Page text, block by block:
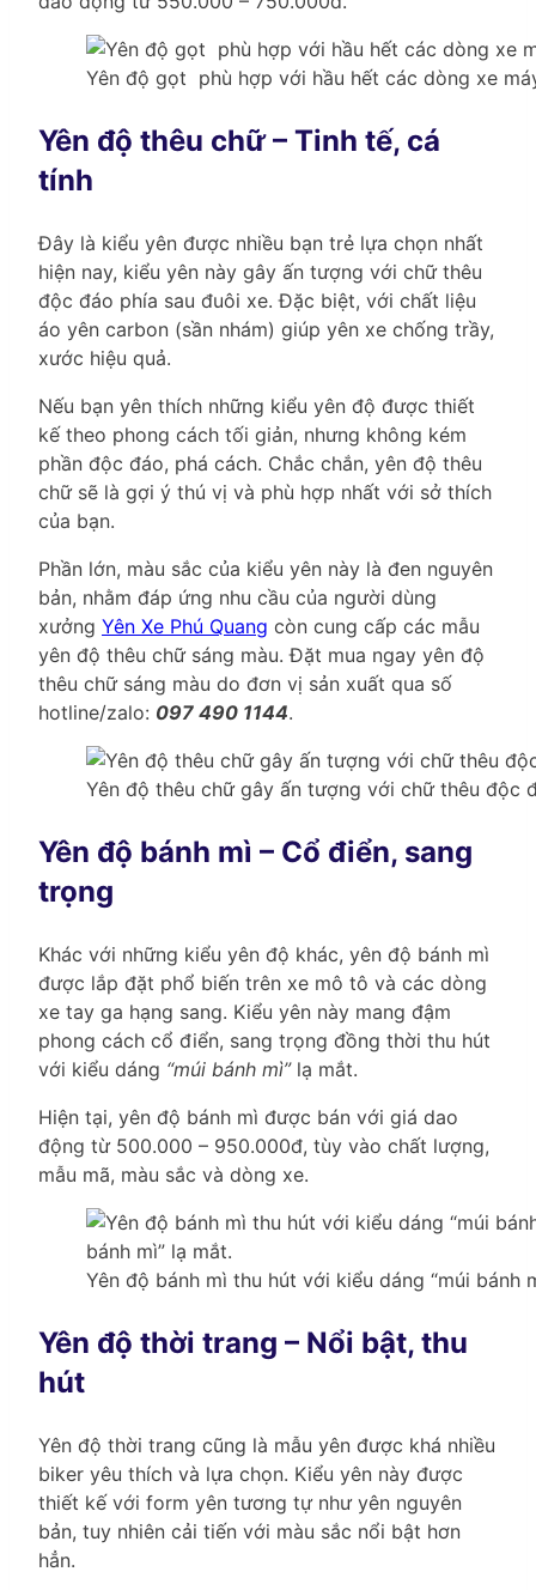
Yên độ gọt phù hợp với hầu hết các dòng xe
Yên độ thêu chữ – Tinh tế, cá
tính
Đây là kiểu yên được nhiều bạn trẻ lựa chọn nhất
hiện nay, kiểu yên này gây ấn tượng với chữ thêu
độc đáo phía sau đuôi xe. Đặc biệt, với chất liệu
áo yên carbon (sần nhám) giúp yên xe chống trầy,
xước hiệu quả.
Nếu bạn yên thích những kiểu yên độ được thiết
kế theo phong cách tối giản, nhưng không kém
phần độc đáo, phá cách. Chắc chắn, yên độ thêu
chữ sẽ là gợi ý thú vị và phù hợp nhất với sở thích
của bạn.
Phần lớn, màu sắc của kiểu yên này là đen nguyên
bản, nhằm đáp ứng nhu cầu của người dùng
xưởng Yên Xe Phú Quang còn cung cấp các mẫu
yên độ thêu chữ sáng màu. Đặt mua ngay yên độ
thêu chữ sáng màu do đơn vị sản xuất qua số
hotline/zalo: 097 490 1144.
Yên độ thêu chữ gây ấn tượng với chữ thêu độc
Yên độ bánh mì – Cổ điển, sang
trọng
Khác với những kiểu yên độ khác, yên độ bánh mì
được lắp đặt phổ biến trên xe mô tô và các dòng
xe tay ga hạng sang. Kiểu yên này mang đậm
phong cách cổ điển, sang trọng đồng thời thu hút
với kiểu dáng “múi bánh mì” lạ mắt.
Hiện tại, yên độ bánh mì được bán với giá dao
động từ 500.000 – 950.000đ, tùy vào chất lượng,
mẫu mã, màu sắc và dòng xe.
Yên độ bánh mì thu hút với kiểu dáng “múi bánh
Yên độ thời trang – Nổi bật, thu
hút
Yên độ thời trang cũng là mẫu yên được khá nhiều
biker yêu thích và lựa chọn. Kiểu yên này được
thiết kế với form yên tương tự như yên nguyên
bản, tuy nhiên cải tiến với màu sắc nổi bật hơn
hẳn.